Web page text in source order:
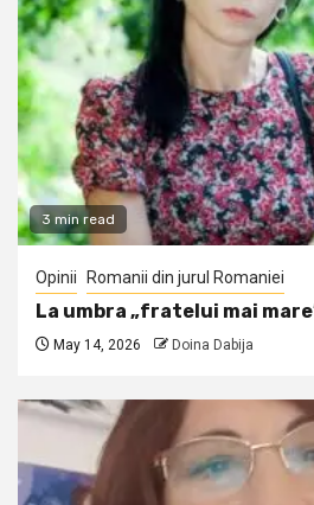
3 min read
Opinii Romanii din jurul Romaniei
La umbra „fratelui mai
May 14, 2026 Doina Dabija